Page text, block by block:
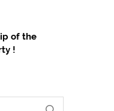
of the
!